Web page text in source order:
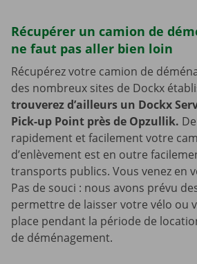
Récupérer un camion de
ne faut pas aller bien loin
Récupérez votre camion de
des nombreux sites de Dockx
trouverez d’ailleurs un Dockx
Pick-up Point près de Opzullik.
rapidement et facilement votre
d’enlèvement est en outre
transports publics. Vous venez en
Pas de souci : nous avons prévu
permettre de laisser votre vélo ou
place pendant la période de
de déménagement.